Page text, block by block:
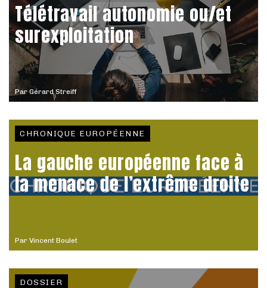
ParGérard Streiff
Télétravail autonomie ou/et
surexploitation
Par Vincent Boulet
CHRONIQUE EUROPÉENNE
La gauche européenne face à
la menace de l’extrême droite
DOSSIER